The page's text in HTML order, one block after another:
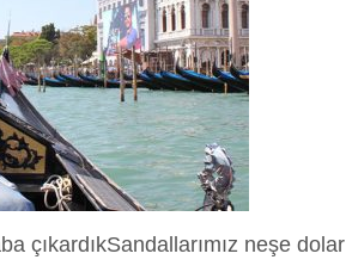
çıkardıkSandallarımız neşe dolar